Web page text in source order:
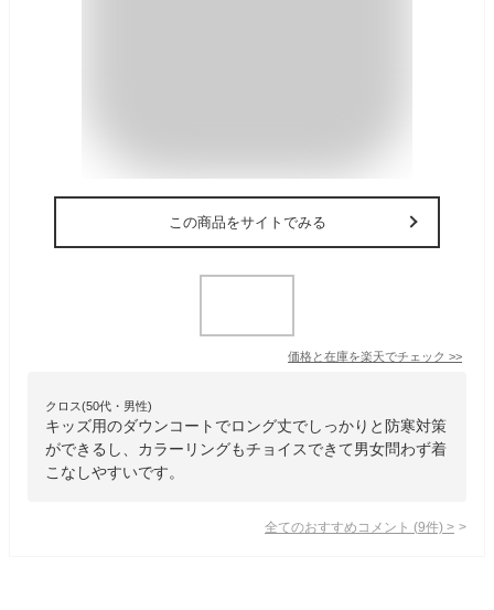
この商品をサイトでみる
価格と在庫を楽天でチェック >>
クロス(50代・男性)
キッズ用のダウンコートでロング丈でしっかりと防寒対策
ができるし、カラーリングもチョイスできて男女問わず着
こなしやすいです。
全てのおすすめコメント (9件) >